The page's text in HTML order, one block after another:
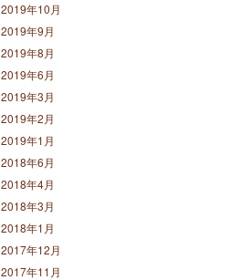
2019年10月
2019年9月
2019年8月
2019年6月
2019年3月
2019年2月
2019年1月
2018年6月
2018年4月
2018年3月
2018年1月
2017年12月
2017年11月